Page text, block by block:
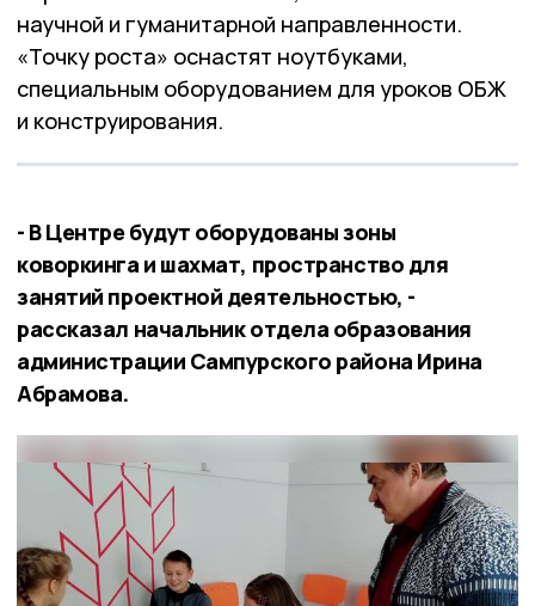
научной и гуманитарной направленности.
«Точку роста» оснастят ноутбуками,
специальным оборудованием для уроков ОБЖ
и конструирования.
- В Центре будут оборудованы зоны
коворкинга и шахмат, пространство для
занятий проектной деятельностью, -
рассказал начальник отдела образования
администрации Сампурского района Ирина
Абрамова.